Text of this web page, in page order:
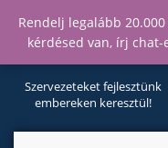
Szervezeteket fejlesztünk
embereken keresztül!
Rendelj legalább
kérdésed van, írj chat-